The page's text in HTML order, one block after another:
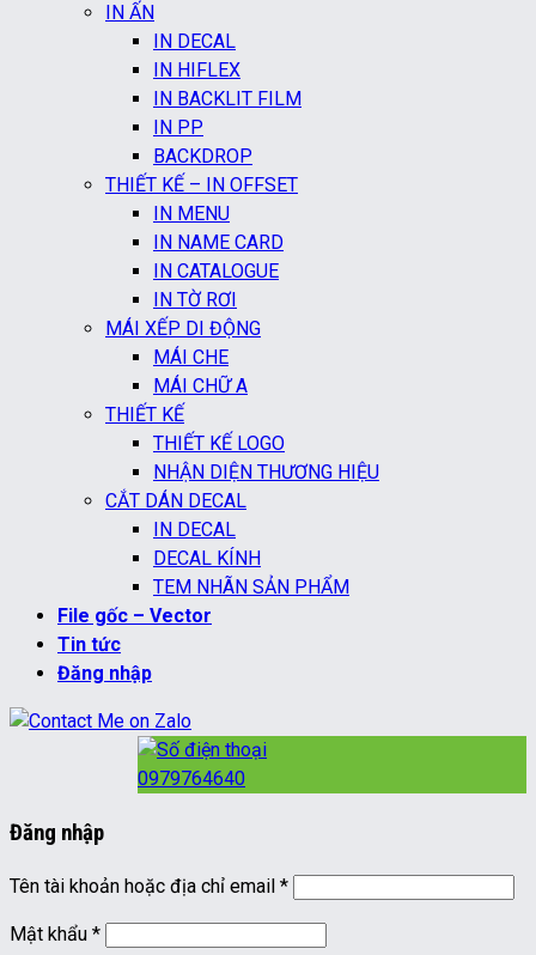
IN ẤN
IN DECAL
IN HIFLEX
IN BACKLIT FILM
IN PP
BACKDROP
THIẾT KẾ – IN OFFSET
IN MENU
IN NAME CARD
IN CATALOGUE
IN TỜ RƠI
MÁI XẾP DI ĐỘNG
MÁI CHE
MÁI CHỮ A
THIẾT KẾ
THIẾT KẾ LOGO
NHẬN DIỆN THƯƠNG HIỆU
CẮT DÁN DECAL
IN DECAL
DECAL KÍNH
TEM NHÃN SẢN PHẨM
File gốc – Vector
Tin tức
Đăng nhập
0979764640
Đăng nhập
Tên tài khoản hoặc địa chỉ email *Bắt
Mật khẩu *Bắt